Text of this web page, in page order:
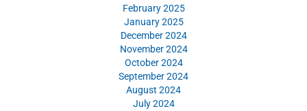
February 2025
January 2025
December 2024
November 2024
October 2024
September 2024
August 2024
July 2024